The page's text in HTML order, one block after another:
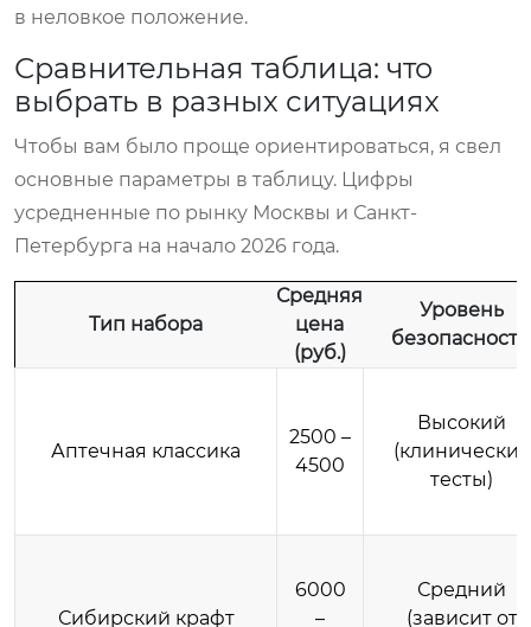
в неловкое положение.
Сравнительная таблица: что
выбрать в разных ситуациях
Чтобы вам было проще ориентироваться, я свел
основные параметры в таблицу. Цифры
усредненные по рынку Москвы и Санкт-
Петербурга на начало 2026 года.
Тип набора
Средняя
цена
(руб.)
Уровень
безопасности
Аптечная классика
2500 –
4500
Высокий
(клинические
тесты)
Сибирский крафт
6000
–
Средний
(зависит от